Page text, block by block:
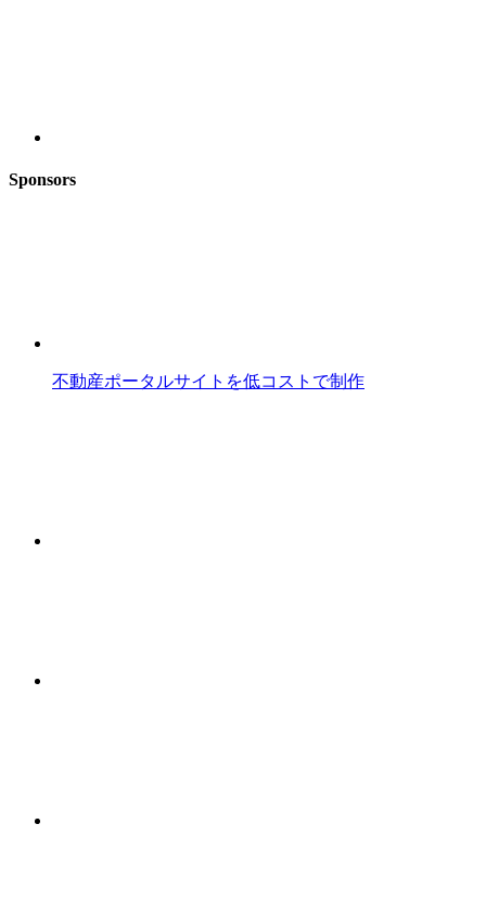
Sponsors
不動産ポータルサイトを低コストで制作